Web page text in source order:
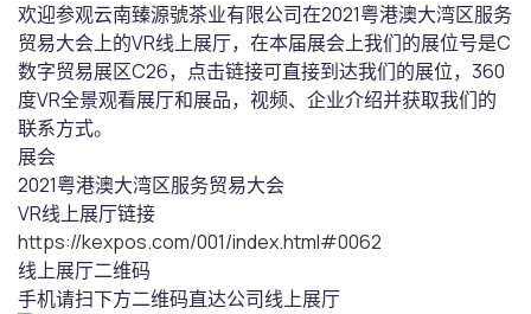
欢迎参观云南臻源號茶业有限公司在2021粤港澳大湾区服务
贸易大会上的VR线上展厅，在本届展会上我们的展位号是C
数字贸易展区C26，点击链接可直接到达我们的展位，360
度VR全景观看展厅和展品，视频、企业介绍并获取我们的
联系方式。
展会
2021粤港澳大湾区服务贸易大会
VR线上展厅链接
https://kexpos.com/001/index.html#0062
线上展厅二维码
手机请扫下方二维码直达公司线上展厅